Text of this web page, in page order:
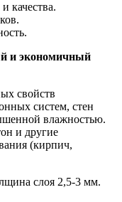
качества.
и экономичный
свойств
систем, стен
влажностью.
и другие
(кирпич,
слоя 2,5-3 мм.